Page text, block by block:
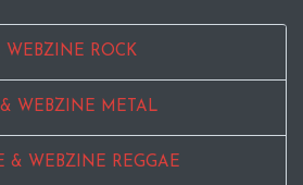
WEBZINE ROCK
WEBZINE METAL
& WEBZINE REGGAE